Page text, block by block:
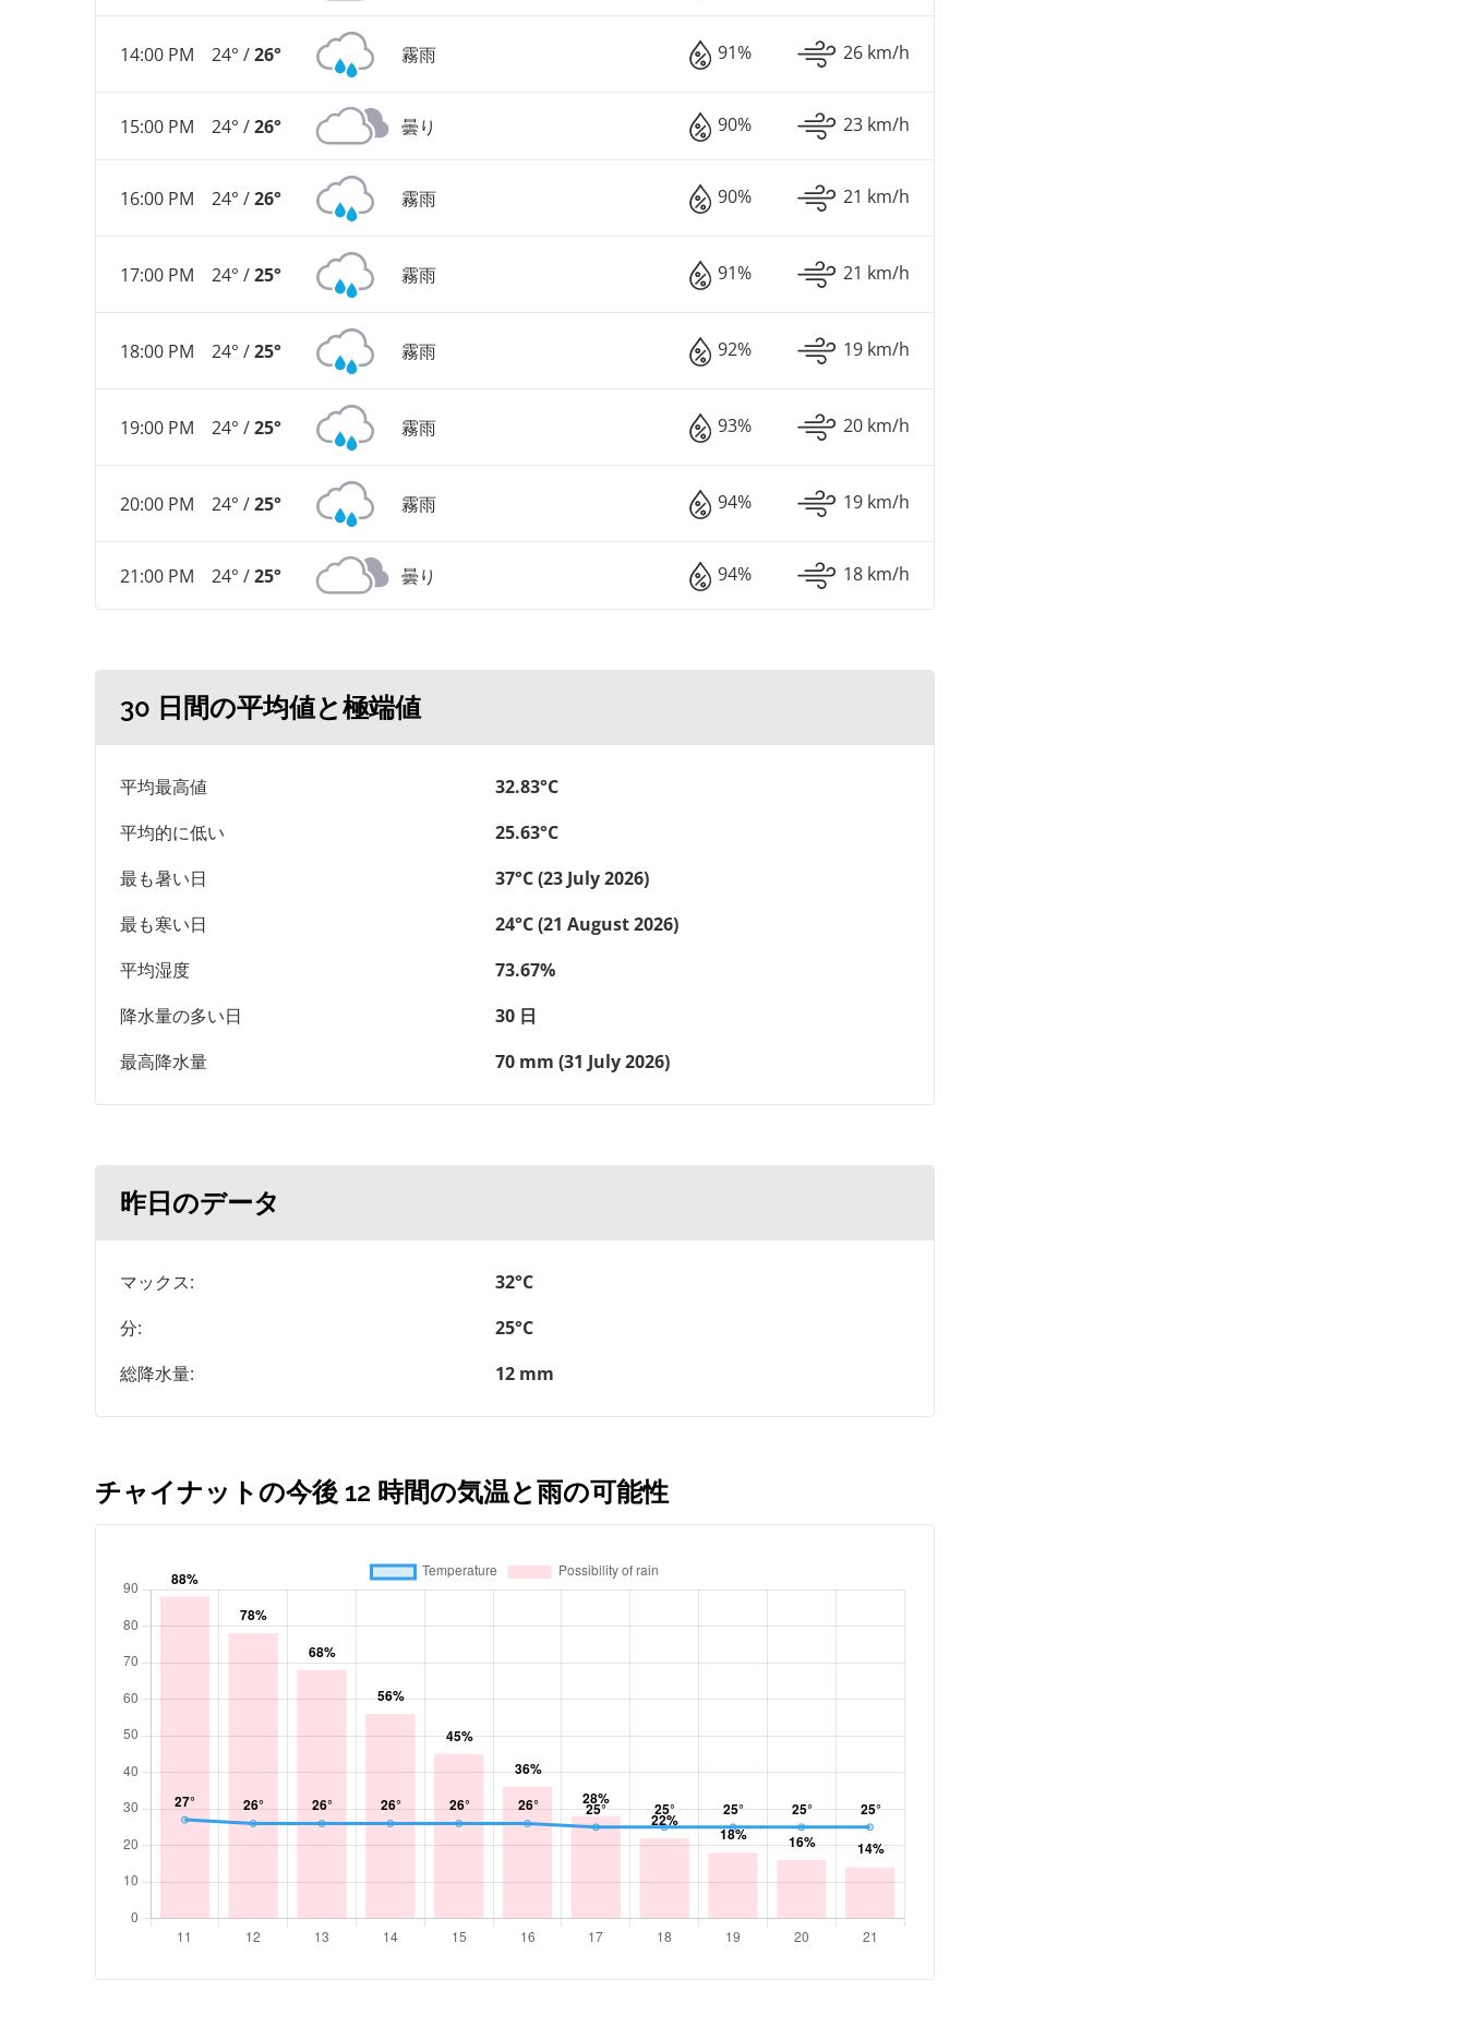
14:00 PM 24° /26° 霧雨 91% 26 km/h
15:00 PM 24° /26° 曇り 90% 23 km/h
16:00 PM 24° /26° 霧雨 90% 21 km/h
17:00 PM 24° /25° 霧雨 91% 21 km/h
18:00 PM 24° /25° 霧雨 92% 19 km/h
19:00 PM 24° /25° 霧雨 93% 20 km/h
20:00 PM 24° /25° 霧雨 94% 19 km/h
21:00 PM 24° /25° 曇り 94% 18 km/h
30 日間の平均値と極端値
平均最高値
32.83°C
平均的に低い
25.63°C
最も暑い日
37°C (23 July 2026)
最も寒い日
24°C (21 August 2026)
平均湿度
73.67%
降水量の多い日
30 日
最高降水量
70 mm (31 July 2026)
昨日のデータ
マックス:
32°C
分:
25°C
総降水量:
12 mm
チャイナットの今後 12 時間の気温と雨の可能性